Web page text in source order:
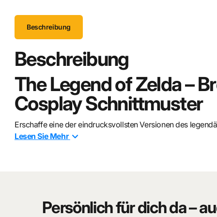
Beschreibung
Beschreibung
The Legend of Zelda –
Cosplay Schnittmuster
Erschaffe eine der eindrucksvollsten Versionen des
detailreichenCosplay Schnittmuster für das zerstörte
Dieses hochwertige Schnittmuster zeigt dasBroken
Lesen Sie Mehr
Persönlich für dich da –